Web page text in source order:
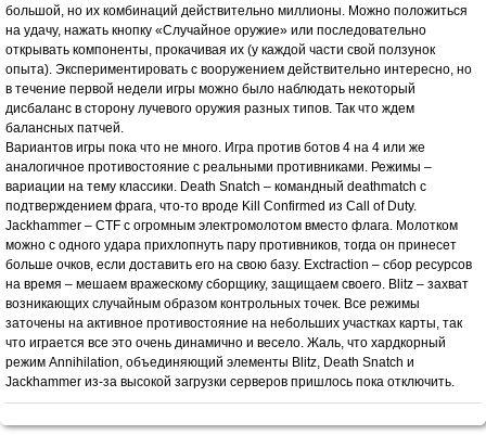
большой, но их комбинаций действительно миллионы. Можно положиться
на удачу, нажать кнопку «Случайное оружие» или последовательно
открывать компоненты, прокачивая их (у каждой части свой ползунок
опыта). Экспериментировать с вооружением действительно интересно, но
в течение первой недели игры можно было наблюдать некоторый
дисбаланс в сторону лучевого оружия разных типов. Так что ждем
балансных патчей.
Вариантов игры пока что не много. Игра против ботов 4 на 4 или же
аналогичное противостояние с реальными противниками. Режимы –
вариации на тему классики. Death Snatch – командный deathmatch c
подтверждением фрага, что-то вроде Kill Confirmed из Call of Duty.
Jackhammer – CTF с огромным электромолотом вместо флага. Молотком
можно с одного удара прихлопнуть пару противников, тогда он принесет
больше очков, если доставить его на свою базу. Exctraction – сбор ресурсов
на время – мешаем вражескому сборщику, защищаем своего. Blitz – захват
возникающих случайным образом контрольных точек. Все режимы
заточены на активное противостояние на небольших участках карты, так
что играется все это очень динамично и весело. Жаль, что хардкорный
режим Annihilation, объединяющий элементы Blitz, Death Snatch и
Jackhammer из-за высокой загрузки серверов пришлось пока отключить.